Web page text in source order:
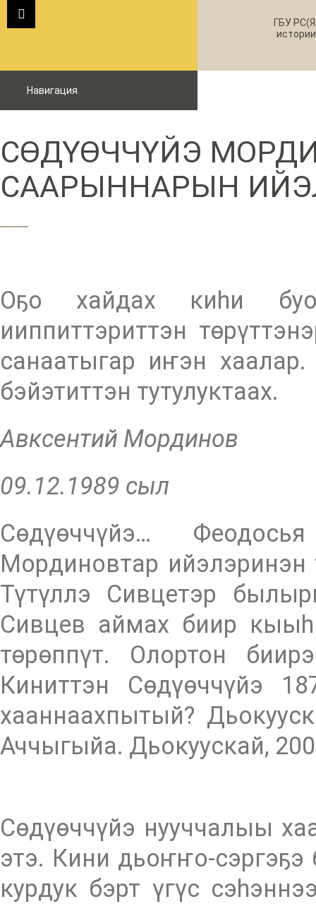
ГБУ
Навигация
СӨДҮӨЧЧҮЙЭ
СААРЫННАРЫН
Оҕо хайдах киһи
ииппиттэриттэн
санаатыгар иҥэн
бэйэтиттэн тутулуктаах.
Авксентий Мординов
09.12.1989 сыл
Сөдүөччүйэ…
Мординовтар
Түтүллэ Сивцетэр
Сивцев аймах биир
төрөппүт. Олортон
Киниттэн Сөдүөччүйэ
хааннаахпытый?
Аччыгыйа. Дьокуускай,
Сөдүөччүйэ нууччалыы
этэ. Кини дьоҥҥо-
курдук бэрт үгүс